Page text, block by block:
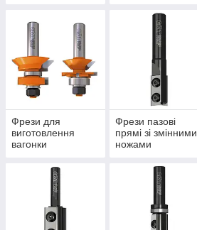
Фрези для
виготовлення
вагонки
Фрези пазові
прямі зі змінними
ножами